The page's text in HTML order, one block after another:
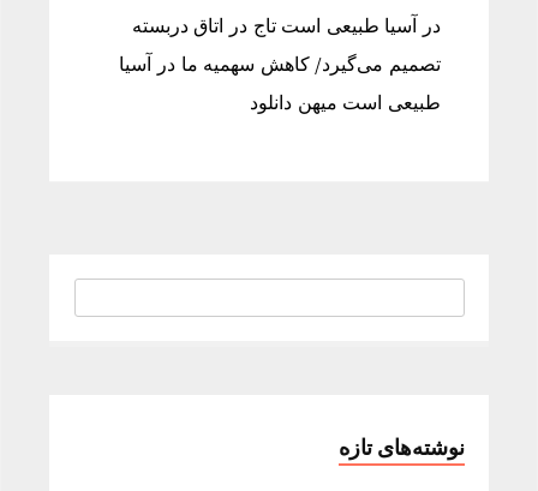
در آسیا طبیعی است تاج در اتاق دربسته
تصمیم می‌گیرد/ کاهش سهمیه ما در آسیا
طبیعی است میهن دانلود
نوشته‌های تازه